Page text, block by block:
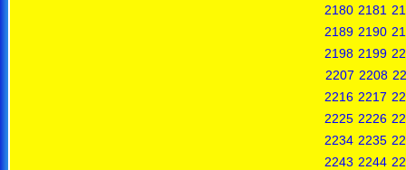
2180 2181
2189 2190
2198 2199
2207 2208
2216 2217
2225 2226
2234 2235
2243 2244